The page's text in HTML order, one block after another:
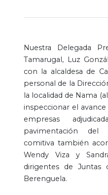
Nuestra Delegada
Tamarugal, Luz
con la alcaldesa de
personal de la
la localidad de Nama
inspeccionar el
empresas
pavimentación del
comitiva también
Wendy Viza y
dirigentes de Juntas
Berenguela.